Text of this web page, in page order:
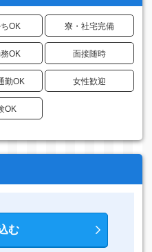
OK 寮・社宅完備
OK 面接随時
勤OK 女性歓迎
OK
む